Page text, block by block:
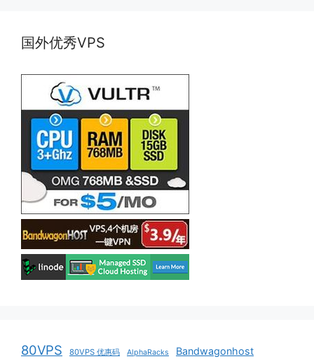
国外优秀VPS
80VPS 80VPS 优惠码 AlphaRacks Bandwagonhost